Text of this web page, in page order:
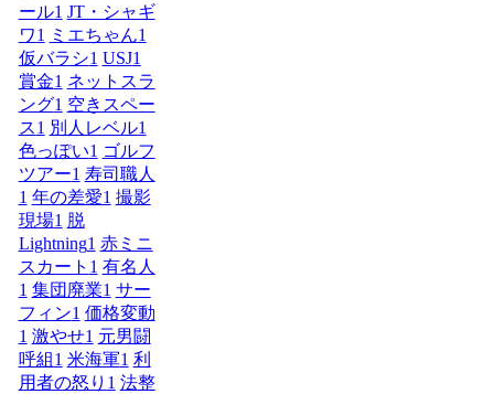
ール1 JT・シャギ
ワ1 ミエちゃん1
仮バラシ1 USJ1
賞金1 ネットスラ
ング1 空きスペー
ス1 別人レベル1
色っぽい1 ゴルフ
ツアー1 寿司職人
1 年の差愛1 撮影
現場1 脱
Lightning1 赤ミニ
スカート 1 有名人
1 集団廃業1 サー
フィン1 価格変動
1 激やせ1 元男闘
呼組1 米海軍1 利
用者の怒り 1 法整